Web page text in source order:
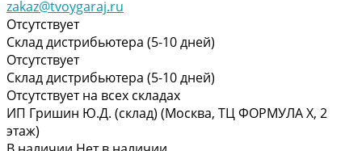
zakaz@tvoygaraj.ru
Отсутствует
Склад дистрибьютера (5-10 дней)
Отсутствует
Склад дистрибьютера (5-10 дней)
Отсутствует на всех складах
ИП Гришин Ю.Д. (склад) (Москва, ТЦ ФОРМУЛА Х, 2
этаж)